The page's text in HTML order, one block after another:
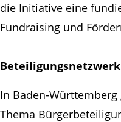
die Initiative eine
Fundraising und
Beteiligungsnetzwerk
In Baden-
Thema